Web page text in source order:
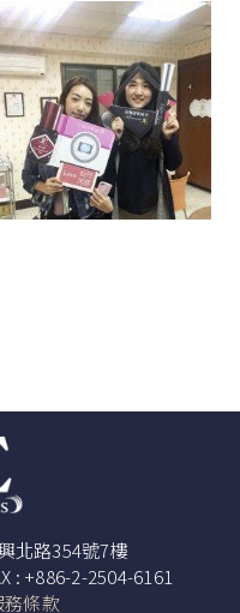
北路354號7樓
: +886-2-2504-6161
條款